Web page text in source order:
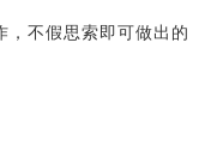
不假思索即可做出的